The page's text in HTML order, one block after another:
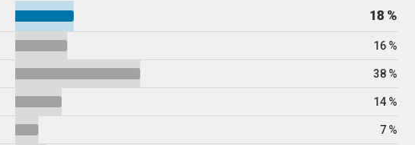
18 %
16 %
38 %
14 %
7 %